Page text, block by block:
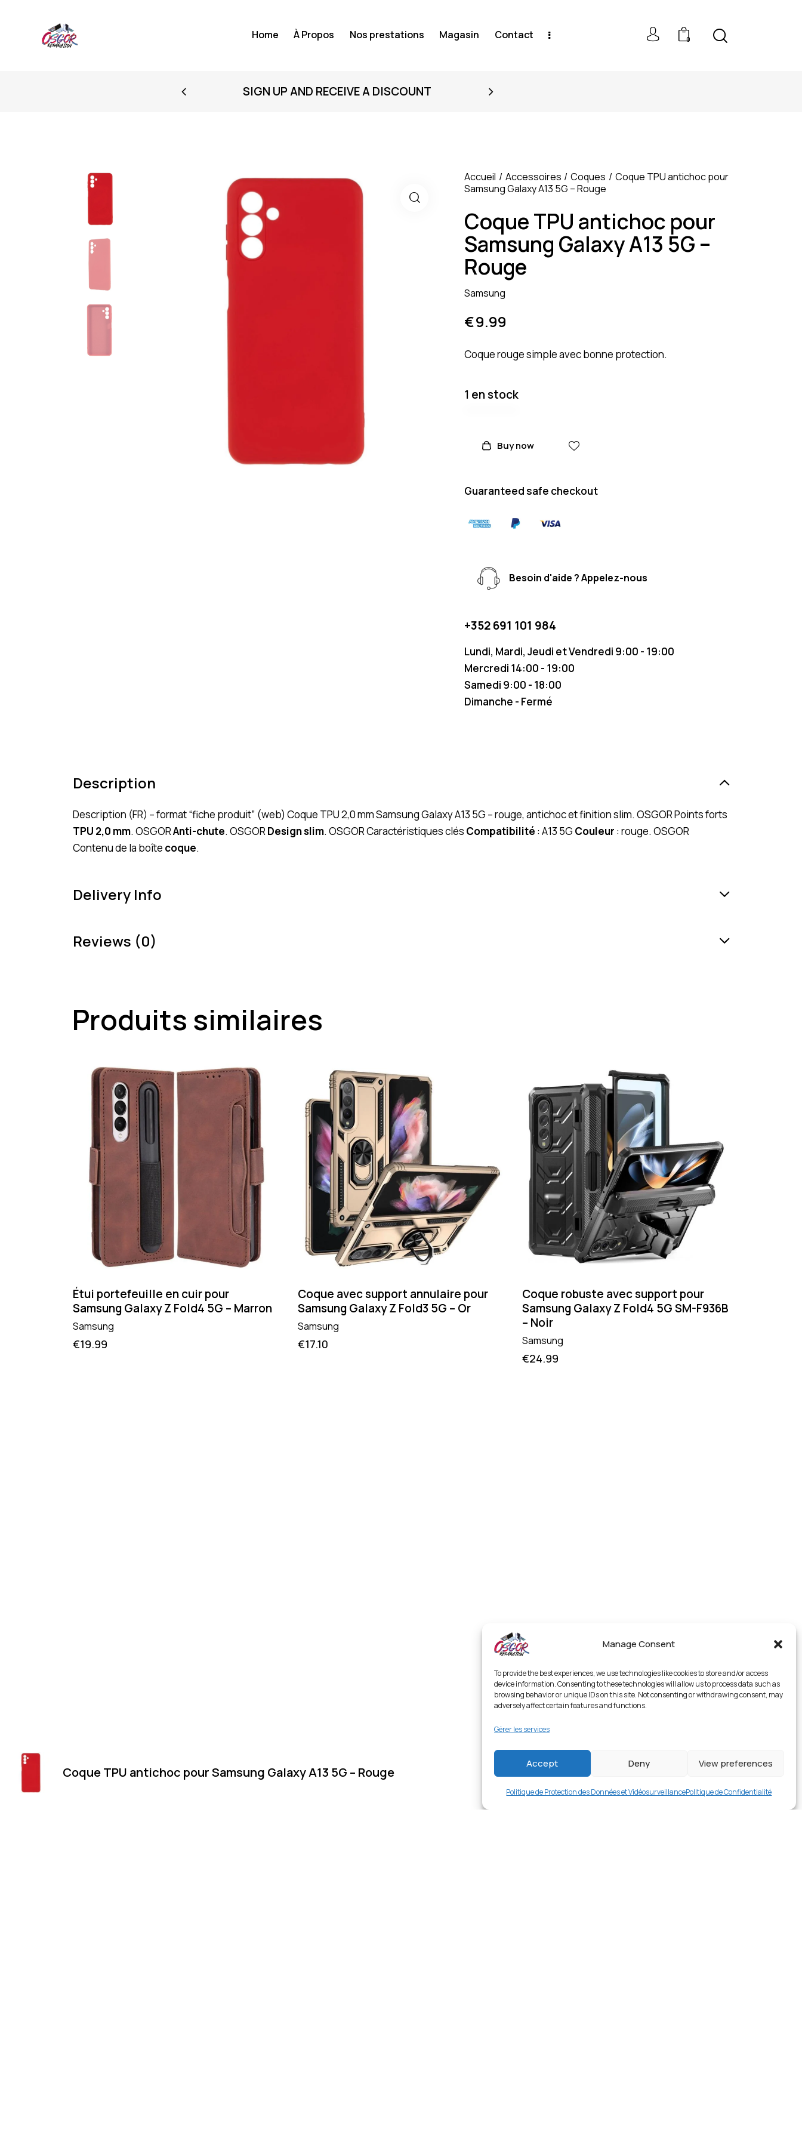
Manage Consent
To provide the best experiences, we use technologies like cookies to store and/or access
device information. Consenting to these technologies will allow us to process data such as
browsing behavior or unique IDs on this site. Not consenting or withdrawing consent, may
adversely affect certain features and functions.
Gérer les services
Accept Deny View preferences
Politique de Protection des Données et VidéosurveillancePolitique de Confidentialité
Home À Propos Nos prestations Magasin Contact 0
SIGN UP AND RECEIVE A DISCOUNT
Accueil Accessoires Coques
Coque TPU antichoc pour
Samsung Galaxy A13 5G – Rouge
Coque TPU antichoc pour
Samsung Galaxy A13 5G –
Rouge
Samsung
€9.99
Coque rouge simple avec bonne protection.
1 en stock
Buy now
Guaranteed safe checkout
Besoin d'aide ? Appelez-nous
+352 691 101 984
Lundi, Mardi, Jeudi et Vendredi 9:00 - 19:00
Mercredi 14:00 - 19:00
Samedi 9:00 - 18:00
Dimanche - Fermé
Description
Description (FR) – format “fiche produit” (web) Coque TPU 2,0 mm Samsung Galaxy A13 5G – rouge, antichoc et finition slim. OSGOR Points forts
TPU 2,0 mm. OSGORAnti-chute. OSGORDesign slim. OSGOR Caractéristiques clés Compatibilité : A13 5G Couleur : rouge. OSGOR
Contenu de la boîte coque.
Delivery Info
Reviews (0)
Produits similaires
Étui portefeuille en cuir pour
Samsung Galaxy Z Fold4 5G – Marron
Samsung
€19.99
Coque avec support annulaire pour
Samsung Galaxy Z Fold3 5G – Or
Samsung
€17.10
Coque robuste avec support pour
Samsung Galaxy Z Fold4 5G SM-F936B
– Noir
Samsung
€24.99
Coque TPU antichoc pour Samsung Galaxy A13 5G – Rouge €
Buy now